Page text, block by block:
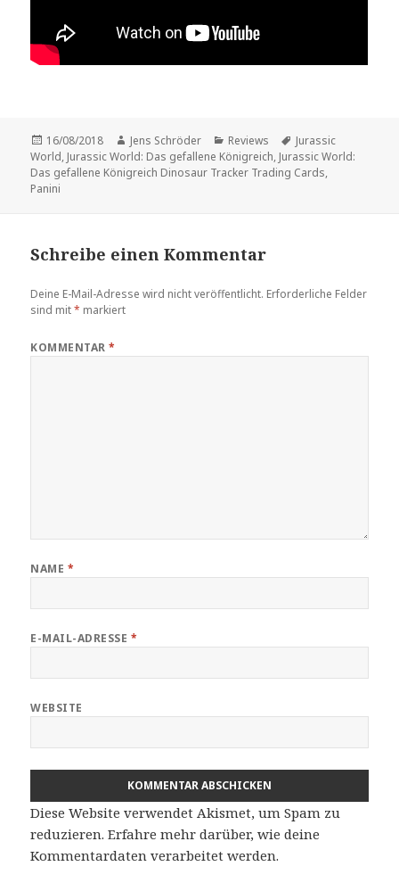
Veröffentlicht
am
16/08/2018 Autor
Jens Schröder Kategorien
Reviews Schlagwörter
Jurassic
World, Jurassic World: Das gefallene Königreich, Jurassic World:
Das gefallene Königreich Dinosaur Tracker Trading Cards,
Panini
Schreibe einen Kommentar
Deine E-Mail-Adresse wird nicht veröffentlicht. Erforderliche Felder
sind mit* markiert
KOMMENTAR*
NAME *
E-MAIL-ADRESSE *
WEBSITE
Diese Website verwendet Akismet, um Spam zu
reduzieren.Erfahre mehr darüber, wie deine
Kommentardaten verarbeitet werden.